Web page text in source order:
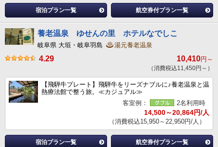
宿泊プラン一覧 航空券付プラン一覧
養老温泉 ゆせんの里 ホテルなでしこ
岐阜県 大垣・岐阜羽島 湯元養老温泉
4.29 10,410円～
（消費税込11,450円～）
【飛騨牛プレート】飛騨牛をリーズナブルに♪養老温泉と温
熱療法館で整う旅。≪カジュアル≫
客室例：
2名利用時
14,500～20,864円/人
（消費税込15,950～22,950円/人）
宿泊プラン一覧 航空券付プラン一覧